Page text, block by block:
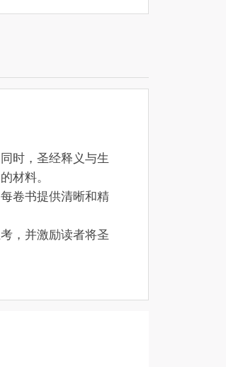
时，圣经释义与生
材料。
卷书提供清晰和精
，并激励读者将圣